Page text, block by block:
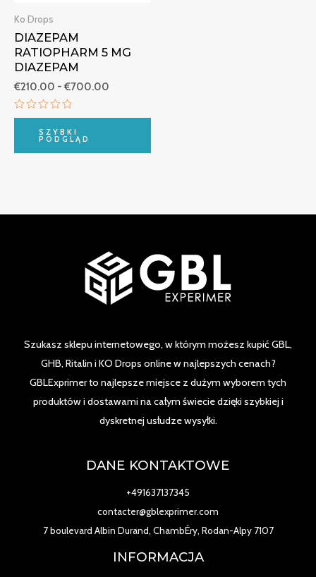
Ko Drops
DIAZEPAM
RATIOPHARM 5 MG
DIAZEPAM
€210.00 - €700.00
Oceniono
SZYBKI
PODGLĄD
Szukasz sklepu internetowego, w którym możesz kupić GBL,
GHB, Ritalin i KO Drops online w najlepszych cenach?
GBLExprimer to najlepsze miejsce z dużym wyborem tych
produktów i dostawami na całym świecie dzięki szybkiej i
dyskretnej usłudze wysyłki.
DANE KONTAKTOWE
+491637137345
contacter@gblexprimer.com
7 boulevard Albin Durand, ChambÉry, Rodan-Alpy 7107
INFORMACJA